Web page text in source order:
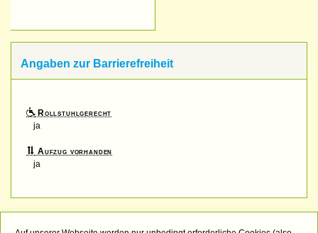
Angaben zur Barrierefreiheit
Rollstuhlgerecht
ja
Aufzug vorhanden
ja